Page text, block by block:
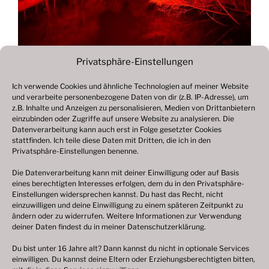
Privatsphäre-Einstellungen
Ich verwende Cookies und ähnliche Technologien auf meiner Website
und verarbeite personenbezogene Daten von dir (z.B. IP-Adresse), um
z.B. Inhalte und Anzeigen zu personalisieren, Medien von Drittanbietern
einzubinden oder Zugriffe auf unsere Website zu analysieren. Die
Datenverarbeitung kann auch erst in Folge gesetzter Cookies
stattfinden. Ich teile diese Daten mit Dritten, die ich in den
Privatsphäre-Einstellungen benenne.
Die Datenverarbeitung kann mit deiner Einwilligung oder auf Basis
eines berechtigten Interesses erfolgen, dem du in den Privatsphäre-
Einstellungen widersprechen kannst. Du hast das Recht, nicht
einzuwilligen und deine Einwilligung zu einem späteren Zeitpunkt zu
ändern oder zu widerrufen. Weitere Informationen zur Verwendung
deiner Daten findest du in meiner Datenschutzerklärung.
Du bist unter 16 Jahre alt? Dann kannst du nicht in optionale Services
einwilligen. Du kannst deine Eltern oder Erziehungsberechtigten bitten,
Beitragsnavigation
Vorheriger
Beitrag
Fotogalerie 2023
© 2003 – 2025 nilsbenthien.de,Datenschutzerklärung
|Cookie-Richtlinie EU|Impressum